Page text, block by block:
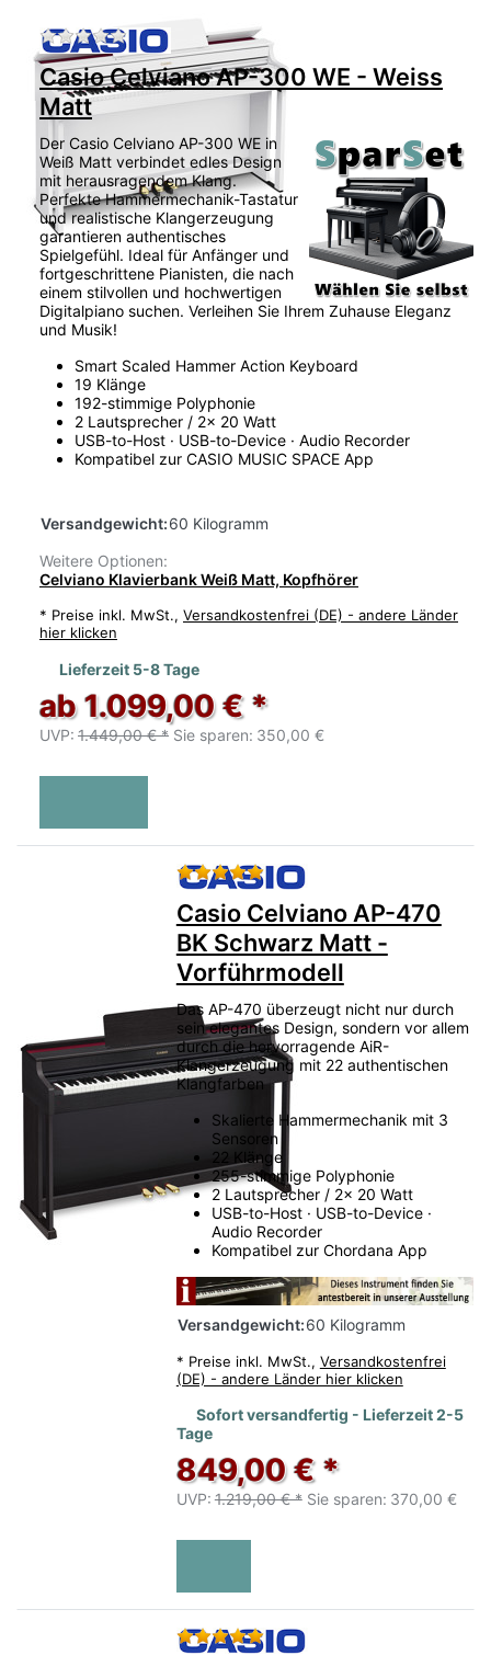
Zu diesem Produkt liegen noch keine
Casio Celviano AP-300 WE - Weiss
Matt
Der Casio Celviano AP-300 WE in
Weiß Matt verbindet edles Design
mit herausragendem Klang.
Perfekte Hammermechanik-Tastatur
und realistische Klangerzeugung
garantieren authentisches
Spielgefühl. Ideal für Anfänger und
fortgeschrittene Pianisten, die nach
einem stilvollen und hochwertigen
Digitalpiano suchen. Verleihen Sie Ihrem Zuhause Eleganz
und Musik!
Smart Scaled Hammer Action Keyboard
19 Klänge
192-stimmige Polyphonie
2 Lautsprecher / 2x 20 Watt
USB-to-Host · USB-to-Device · Audio Recorder
Kompatibel zur CASIO MUSIC SPACE App
Versandgewicht:60 Kilogramm
Weitere Optionen:
Celviano Klavierbank Weiß Matt, Kopfhörer
* Preise inkl. MwSt., Versandkostenfrei (DE) - andere Länder
hier klicken
Lieferzeit 5-8 Tage
ab 1.099,00 € *
UVP: 1.449,00 € * Sie sparen: 350,00 €
Bewertung: 5 von 5
Casio Celviano AP-470
BK Schwarz Matt -
Vorführmodell
Das AP-470 überzeugt nicht nur durch
sein elegantes Design, sondern vor allem
durch die hervorragende AiR-
Klangerzeugung mit 22 authentischen
Klangfarben
Skalierte Hammermechanik mit 3
Sensoren
22 Klänge
255-stimmige Polyphonie
2 Lautsprecher / 2x 20 Watt
USB-to-Host · USB-to-Device ·
Audio Recorder
Kompatibel zur Chordana App
Versandgewicht:60 Kilogramm
* Preise inkl. MwSt., Versandkostenfrei
(DE) - andere Länder hier klicken
Sofort versandfertig - Lieferzeit 2-5
Tage
849,00 € *
UVP: 1.219,00 € * Sie sparen: 370,00 €
Bewertung: 5 von 5